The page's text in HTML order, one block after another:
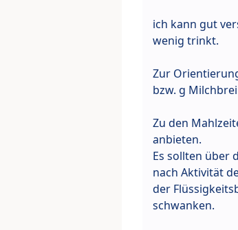
ich kann gut
wenig trinkt.
Zur
bzw. g
Zu den
anbieten.
Es sollten über
nach Aktivität
der
schwanken.